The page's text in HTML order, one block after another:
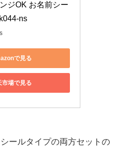
ジOK お名前シー
ns
で見る
市場で見る
ールタイプの両方セットの